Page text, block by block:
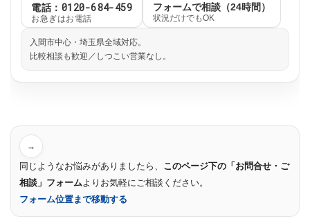
電話：0120-684-459
お急ぎはお電話
フォームで相談（24時間）
状況だけでもOK
入間市中心・埼玉県全域対応。
比較相談も歓迎／しつこい営業なし。
→
同じようなお悩みがありましたら、 このページ下の「お問合せ・ご
相談」フォーム よりお気軽にご相談ください。
フォーム位置まで移動する